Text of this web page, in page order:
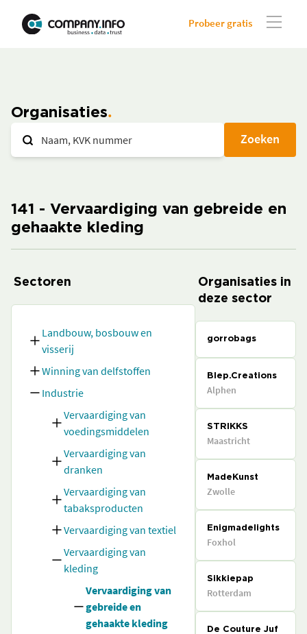
Probeer gratis
Organisaties
Zoeken
141 - Vervaardiging van gebreide en
gehaakte kleding
Sectoren
Landbouw, bosbouw en
visserij
Winning van delfstoffen
Industrie
Vervaardiging van
voedingsmiddelen
Vervaardiging van
dranken
Vervaardiging van
tabaksproducten
Vervaardiging van textiel
Vervaardiging van
kleding
Vervaardiging van
gebreide en
gehaakte kleding
Organisaties in
deze sector
gorrobags
Blep.Creations
Alphen
STRIKKS
Maastricht
MadeKunst
Zwolle
Enigmadelights
Foxhol
Sikkiepap
Rotterdam
De Couture Juf